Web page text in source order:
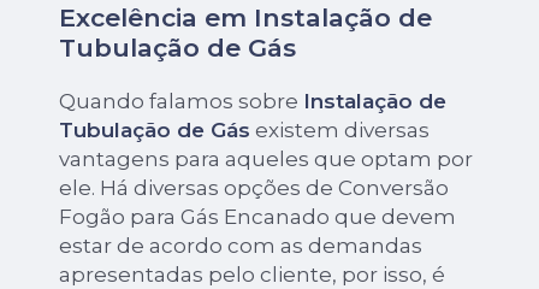
Excelência em Instalação de
Tubulação de Gás
Quando falamos sobre Instalação de
Tubulação de Gás existem diversas
vantagens para aqueles que optam por
ele. Há diversas opções de Conversão
Fogão para Gás Encanado que devem
estar de acordo com as demandas
apresentadas pelo cliente, por isso, é